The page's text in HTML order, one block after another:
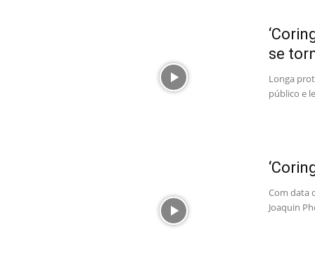
se
Longa
público e
Com data
Joaquin